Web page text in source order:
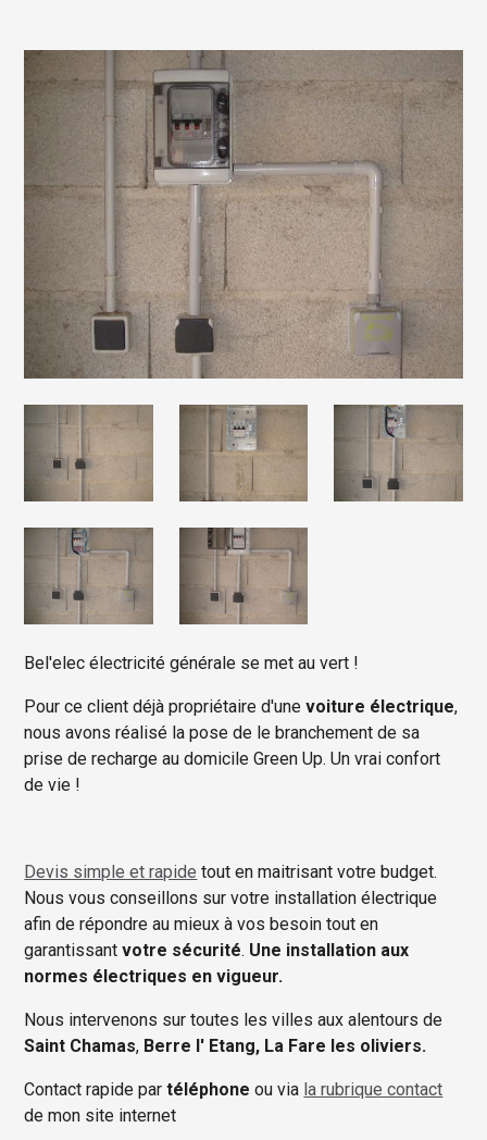
Bel'elec électricité générale se met au vert !
Pour ce client déjà propriétaire d'une voiture électrique,
nous avons réalisé la pose de le branchement de sa
prise de recharge au domicile Green Up. Un vrai confort
de vie !
Devis simple et rapide tout en maitrisant votre budget.
Nous vous conseillons sur votre installation électrique
afin de répondre au mieux à vos besoin tout en
garantissantvotre sécurité. Une installation aux
normes électriques en vigueur.
Nous intervenons sur toutes les villes aux alentours de
Saint Chamas, Berre l' Etang, La Fare les oliviers.
Contact rapide partéléphone ou via la rubrique contact
de mon site internet